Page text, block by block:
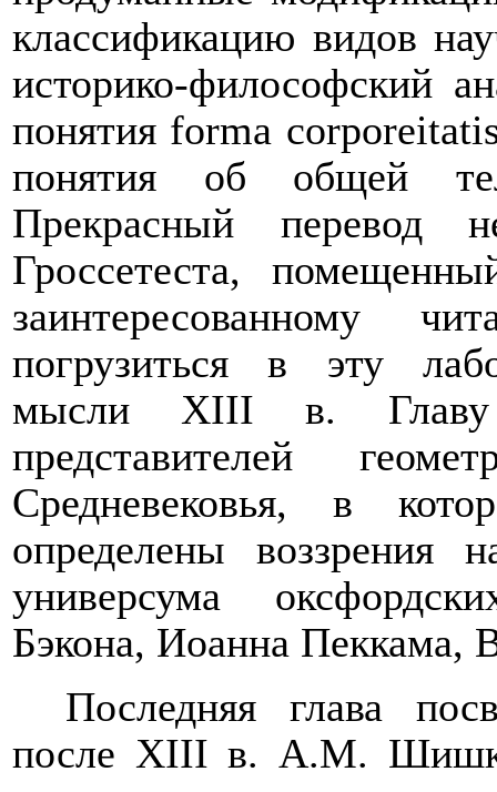
классификацию видов
историко-философский
понятия forma
понятия об общей
Прекрасный перевод
Гроссетеста,
заинтересованному
погрузиться в эту
мыслиXIII
в.
представителей
Средневековья, в
определены
универсума
Бэкона, Иоанна Пеккама,
Последняя глава
после XIII в. А.М.